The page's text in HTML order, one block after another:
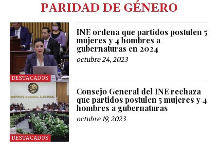
PARIDAD DE GÉNERO
DESTACADOS
INE ordena que partidos postulen 5
mujeres y 4 hombres a
gubernaturas en 2024
octubre 24, 2023
DESTACADOS
Consejo General del INE rechaza
que partidos postulen 5 mujeres y 4
hombres a gubernaturas
octubre 19, 2023